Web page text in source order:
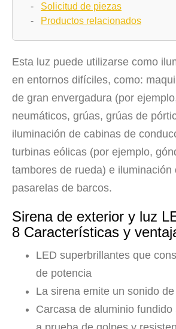
- Solicitud de piezas
-
Productos relacionados
Esta luz puede utilizarse como
en entornos difíciles, como:
de gran envergadura (por
neumáticos, grúas, grúas de
iluminación de cabinas de
turbinas eólicas (por ejemplo,
tambores de rueda) e iluminación
pasarelas de barcos.
Sirena de exterior y luz
8 Características y
LED superbrillantes que
de potencia
La sirena emite un sonido
Carcasa de aluminio